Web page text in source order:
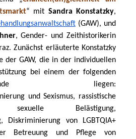
“ mit Sandra Konstatzky,
, Gender- und Zeithistorikerin
Zunächst erläuterte Konstatzky
der GAW, die in der individuellen
bei einem der folgenden
liegen:
und Sexismus, rassistische
sexuelle Belästigung,
Diskriminierung von LGBTQIA+
Betreuung und Pflege von